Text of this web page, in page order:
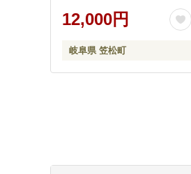
12,000円
岐阜県 笠松町